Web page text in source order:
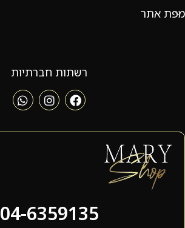
מפת אתר
רשתות חברתיות
04-6359135